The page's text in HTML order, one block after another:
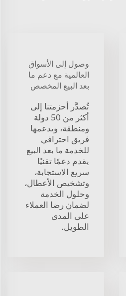
وصول إلى الأسواق
العالمية مع دعم ما
بعد البيع المخصص
تُصدَّر أحزمتنا إلى
أكثر من 50 دولة
ومنطقة، ويدعمها
فريق احترافي
للخدمة ما بعد البيع
يقدم دعمًا تقنيًا
سريع الاستجابة،
وتشخيص الأعطال،
وحلول الخدمة
لضمان رضا العملاء
على المدى
الطويل.